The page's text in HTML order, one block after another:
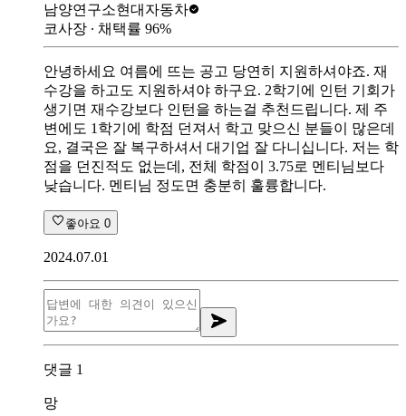
남양연구소현대자동차
코사장 ∙ 채택률 96%
안녕하세요 여름에 뜨는 공고 당연히 지원하셔야죠. 재
수강을 하고도 지원하셔야 하구요. 2학기에 인턴 기회가
생기면 재수강보다 인턴을 하는걸 추천드립니다. 제 주
변에도 1학기에 학점 던져서 학고 맞으신 분들이 많은데
요, 결국은 잘 복구하셔서 대기업 잘 다니십니다. 저는 학
점을 던진적도 없는데, 전체 학점이 3.75로 멘티님보다
낮습니다. 멘티님 정도면 충분히 훌륭합니다.
좋아요 0
2024.07.01
댓글 1
망